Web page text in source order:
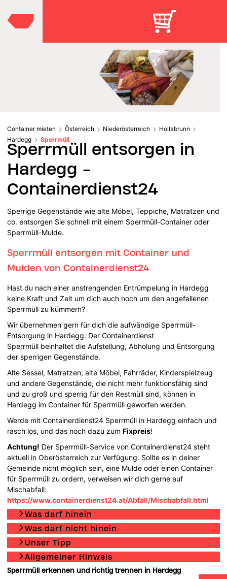
Container mieten Österreich Niederösterreich
Hollabrunn
Hardegg
Sperrmüll
Sperrmüll entsorgen in
Hardegg -
Containerdienst24
Sperrige Gegenstände wie alte Möbel, Teppiche, Matratzen und
co. entsorgen Sie schnell mit einem Sperrmüll-Container oder
Sperrmüll-Mulde.
Sperrmüll entsorgen mit Container und
Mulden von Containerdienst24
Hast du nach einer anstrengenden Entrümpelung in Hardegg
keine Kraft und Zeit um dich auch noch um den angefallenen
Sperrmüll zu kümmern?
Wir übernehmen gern für dich die aufwändige Sperrmüll-
Entsorgung in Hardegg. Der Containerdienst
Sperrmüll beinhaltet die Aufstellung, Abholung und Entsorgung
der sperrigen Gegenstände.
Alte Sessel, Matratzen, alte Möbel, Fahrräder, Kinderspielzeug
und andere Gegenstände, die nicht mehr funktionsfähig sind
und zu groß und sperrig für den Restmüll sind, können in
Hardegg im Container für Sperrmüll geworfen werden.
Werde mit Containerdienst24 Sperrmüll in Hardegg einfach und
rasch los, und das noch dazu zumFixpreis!
Achtung! Der Sperrmüll-Service von Containerdienst24 steht
aktuell in Oberösterreich zur Verfügung. Sollte es in deiner
Gemeinde nicht möglich sein, eine Mulde oder einen Container
für Sperrmüll zu ordern, verweisen wir dich gerne auf
Mischabfall:
https://www.containerdienst24.at/Abfall/Mischabfall.html
Was darf hinein
Was darf nicht hinein
Unser Tipp
Allgemeiner Hinweis
Sperrmüll erkennen und richtig trennen in Hardegg